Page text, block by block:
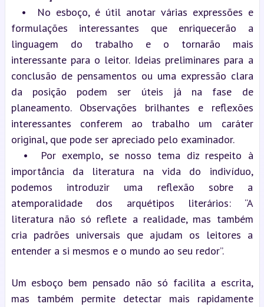
•  No esboço, é útil anotar várias expressões e
formulações interessantes que enriquecerão a
linguagem do trabalho e o tornarão mais
interessante para o leitor. Ideias preliminares para a
conclusão de pensamentos ou uma expressão clara
da posição podem ser úteis já na fase de
planeamento. Observações brilhantes e reflexões
interessantes conferem ao trabalho um caráter
original, que pode ser apreciado pelo examinador.
•  Por exemplo, se nosso tema diz respeito à
importância da literatura na vida do indivíduo,
podemos introduzir uma reflexão sobre a
atemporalidade dos arquétipos literários: “A
literatura não só reflete a realidade, mas também
cria padrões universais que ajudam os leitores a
entender a si mesmos e o mundo ao seu redor”.
Um esboço bem pensado não só facilita a escrita,
mas também permite detectar mais rapidamente